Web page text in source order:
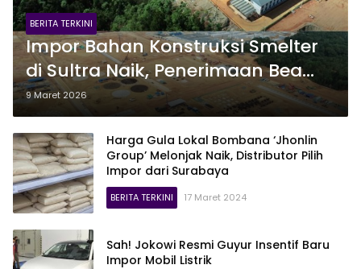
BERITA TERKINI
Impor Bahan Konstruksi Smelter
di Sultra Naik, Penerimaan Bea
Masuk Melonjak Signifikan 680
Persen
9 Maret 2026
Harga Gula Lokal Bombana ‘Jhonlin
Group’ Melonjak Naik, Distributor Pilih
Impor dari Surabaya
BERITA TERKINI 17 Maret 2024
Sah! Jokowi Resmi Guyur Insentif Baru
Impor Mobil Listrik